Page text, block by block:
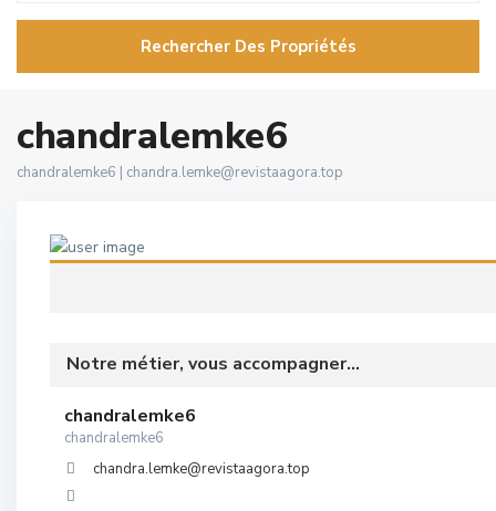
Rechercher Des Propriétés
chandralemke6
chandralemke6 | chandra.lemke@revistaagora.top
Notre métier, vous accompagner...
chandralemke6
chandralemke6
chandra.lemke@revistaagora.top